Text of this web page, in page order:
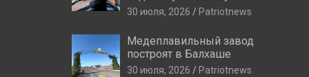
30 июля, 2026 Patriotnews
Медеплавильный завод
построят в Балхаше
30 июля, 2026 Patriotnews